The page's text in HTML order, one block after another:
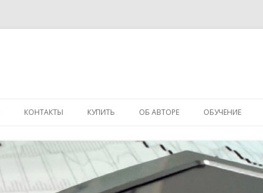
КОНТАКТЫ КУПИТЬ ОБ АВТОРЕ ОБУЧЕНИЕ